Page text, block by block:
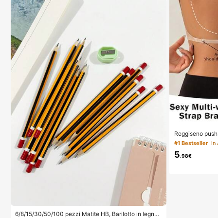
6/8/15/30/50/100 pezzi Matite HB, Barilotto in legno
Reggiseno
a U invisibile
ine regolabili,
arne per
#1 Bestseller
5.98€